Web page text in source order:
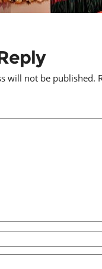
will not be published.